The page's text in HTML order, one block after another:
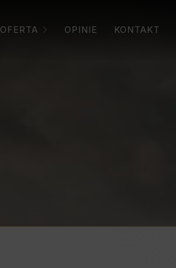
OFERTA OPINIE KONTAKT